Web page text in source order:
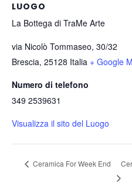
LUOGO
La Bottega di TraMe Arte
via Nicolò Tommaseo, 30/32
Brescia, 25128 Italia + Google
Numero di telefono
349 2539631
Visualizza il sito del Luogo
Ceramica For Week End